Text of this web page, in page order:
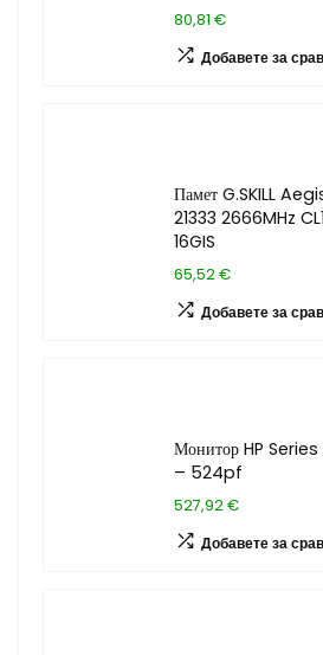
80,81 €
Добавете за
Памет G.SKILL
21333 2666MHz
16GIS
65,52 €
Добавете за
Монитор HP Series
– 524pf
527,92 €
Добавете за